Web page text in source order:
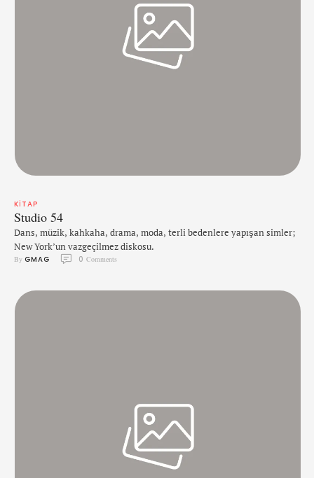
KITAP
Studio 54
Dans, müzik, kahkaha, drama, moda, terli bedenlere yapışan simler;
New York’un vazgeçilmez diskosu.
By GMAG 0 Comments